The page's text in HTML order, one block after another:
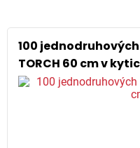
100
TORCH 60 cm v